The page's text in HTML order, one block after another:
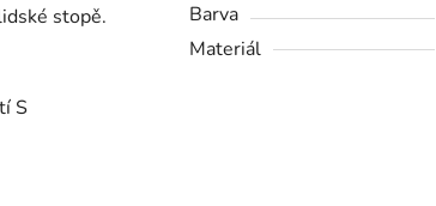
stopě.
S
Barva
Materiál